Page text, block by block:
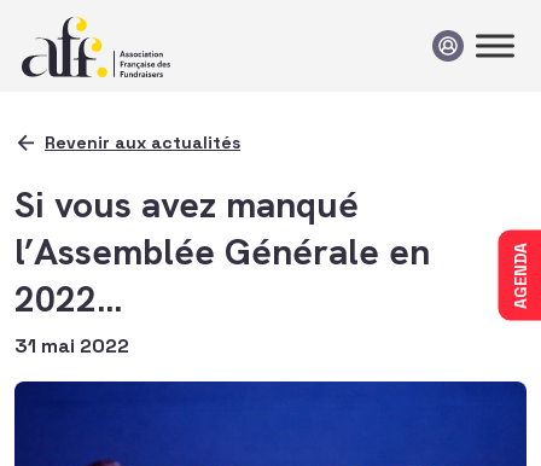
AGENDA
Revenir aux actualités
Si vous avez manqué
l’Assemblée Générale en
2022…
31 mai 2022